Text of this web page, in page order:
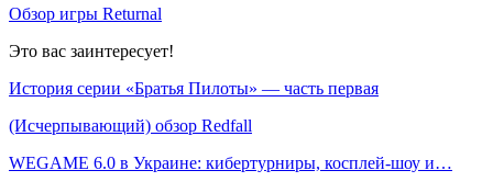
Обзор игры Returnal
Это вас заинтересует!
История серии «Братья Пилоты» — часть первая
(Исчерпывающий) обзор Redfall
WEGAME 6.0 в Украине: кибертурниры, косплей-шоу и…